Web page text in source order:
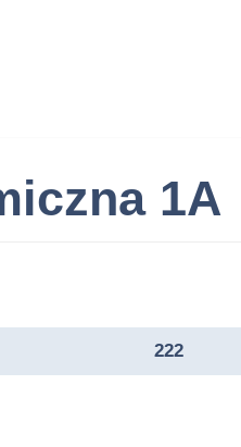
1A
222